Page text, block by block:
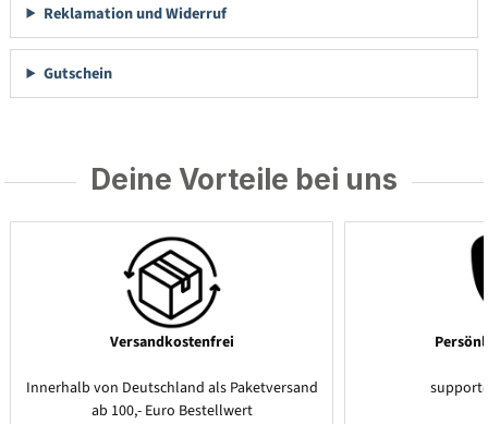
Reklamation und Widerruf
Gutschein
Deine Vorteile bei uns
Versandkostenfrei
Innerhalb von Deutschland als Paketversand
ab 100,- Euro Bestellwert